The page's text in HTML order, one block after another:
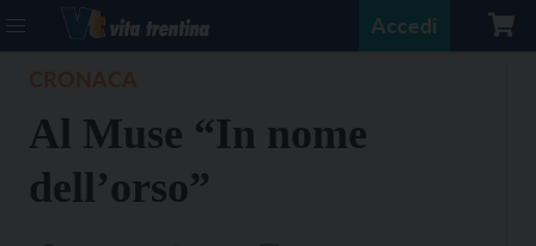
Accedi
Al Muse “In nome
dell’orso”